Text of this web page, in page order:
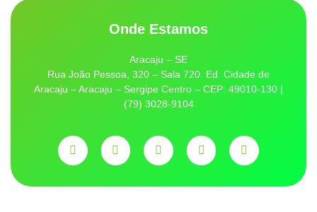
Onde Estamos
Aracaju – SE
Rua João Pessoa, 320 – Sala 720. Ed. Cidade de
Aracaju – Aracaju – Sergipe Centro – CEP: 49010-130 |
(79) 3028-9104